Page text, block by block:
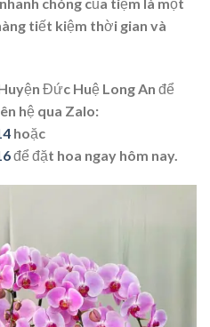
tiết kiệm thời gian và
Đức Huệ Long An để
hệ qua Zalo:
hoặc
để đặt hoa ngay hôm nay.